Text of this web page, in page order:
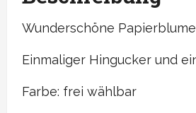
Wunderschöne Papierblume
Einmaliger Hingucker und
Farbe: frei wählbar